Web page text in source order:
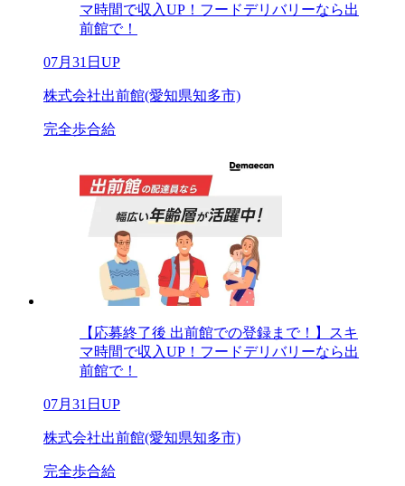
マ時間で収入UP！フードデリバリーなら出
前館で！
07月31日UP
株式会社出前館(愛知県知多市)
完全歩合給
【応募終了後 出前館での登録まで！】スキ
マ時間で収入UP！フードデリバリーなら出
前館で！
07月31日UP
株式会社出前館(愛知県知多市)
完全歩合給